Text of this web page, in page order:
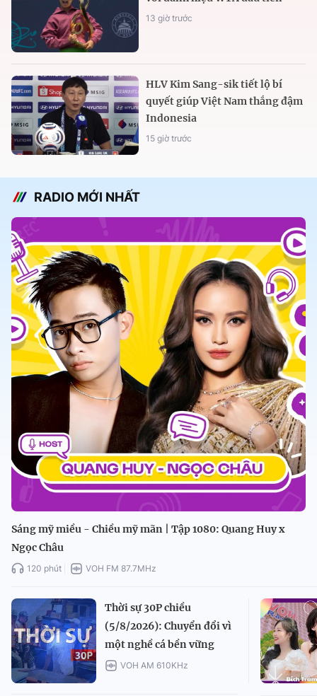
13 giờ trước
HLV Kim Sang-sik tiết lộ bí
quyết giúp Việt Nam thắng đậm
Indonesia
15 giờ trước
RADIO MỚI NHẤT
Sáng mỹ miều - Chiều mỹ mãn | Tập 1080: Quang Huy x
Ngọc Châu
120 phút VOH FM 87.7MHz
Thời sự 30P chiều
(5/8/2026): Chuyển đổi vì
một nghề cá bền vững
VOH AM 610KHz